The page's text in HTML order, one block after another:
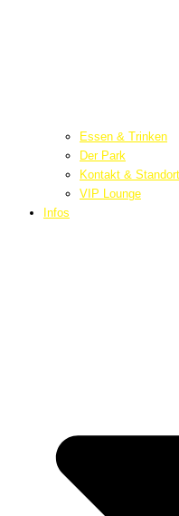
Essen & Trinken
Der Park
Kontakt &
VIP Lounge
Infos